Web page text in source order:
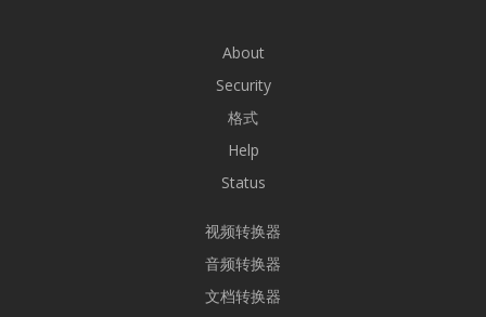
About
Security
格式
Help
Status
视频转换器
音频转换器
文档转换器